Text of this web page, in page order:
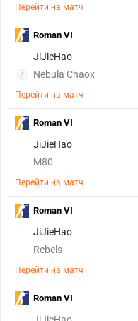
Перейти на матч
JiJieHao
Nebula Chaox
Перейти на матч
Roman VI
JiJieHao
M80
Перейти на матч
Roman VI
JiJieHao
Rebels
Перейти на матч
Roman VI
Roman VI